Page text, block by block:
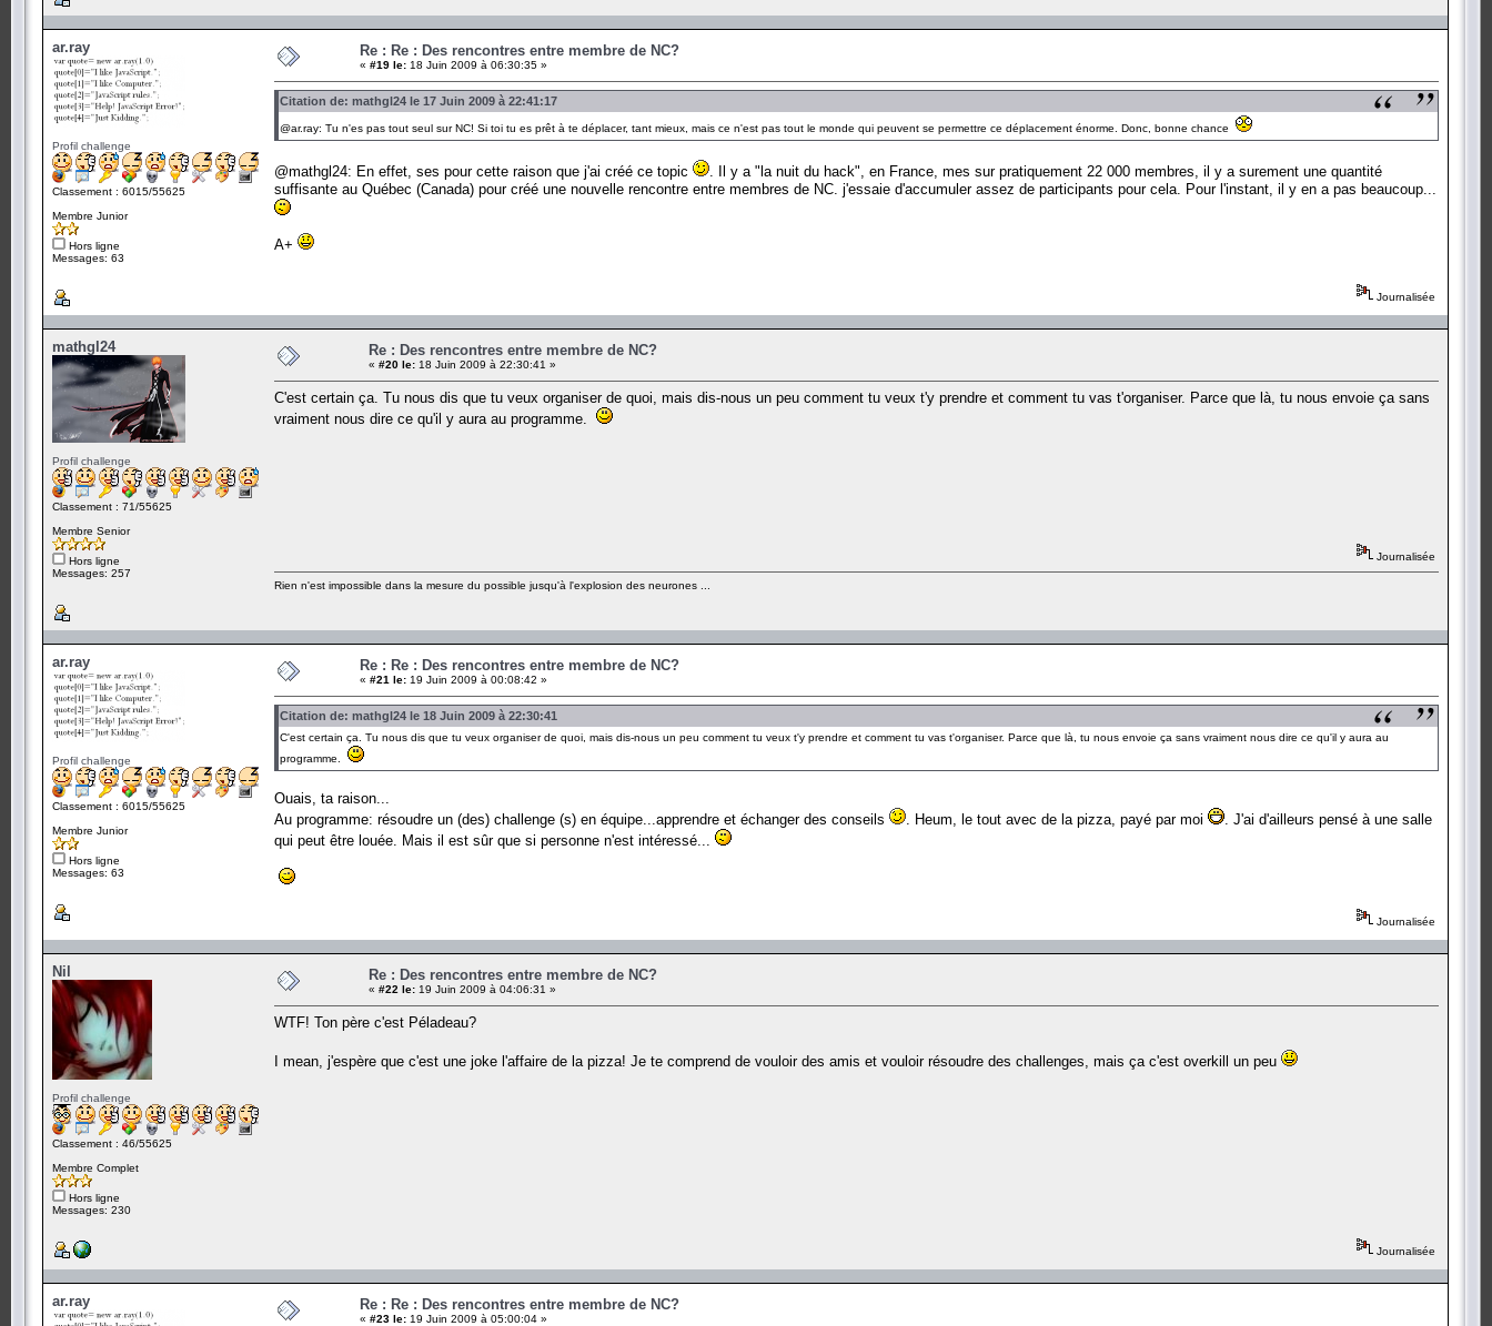
ar.ray
Profil challenge
Classement : 6015/55625
Membre Junior
Hors ligne
Messages: 63
Re : Re : Des rencontres entre membre de NC?
« #19 le: 18 Juin 2009 à 06:30:35 »
Citation de: mathgl24 le 17 Juin 2009 à 22:41:17
@ar.ray: Tu n'es pas tout seul sur NC! Si toi tu es prêt à te déplacer, tant mieux, mais ce n'est pas tout le monde qui peuvent se permettre ce déplacement énorme. Donc, bonne chance
@mathgl24: En effet, ses pour cette raison que j'ai créé ce topic
. Il y a "la nuit du hack", en France, mes sur pratiquement 22 000 membres, il y a surement une quantité
suffisante au Québec (Canada) pour créé une nouvelle rencontre entre membres de NC. j'essaie d'accumuler assez de participants pour cela. Pour l'instant, il y en a pas beaucoup...
A+
Journalisée
mathgl24
Profil challenge
Classement : 71/55625
Membre Senior
Hors ligne
Messages: 257
Re : Des rencontres entre membre de NC?
« #20 le: 18 Juin 2009 à 22:30:41 »
C'est certain ça. Tu nous dis que tu veux organiser de quoi, mais dis-nous un peu comment tu veux t'y prendre et comment tu vas t'organiser. Parce que là, tu nous envoie ça sans
vraiment nous dire ce qu'il y aura au programme.
Journalisée
Rien n'est impossible dans la mesure du possible jusqu'à l'explosion des neurones ...
ar.ray
Profil challenge
Classement : 6015/55625
Membre Junior
Hors ligne
Messages: 63
Re : Re : Des rencontres entre membre de NC?
« #21 le: 19 Juin 2009 à 00:08:42 »
Citation de: mathgl24 le 18 Juin 2009 à 22:30:41
C'est certain ça. Tu nous dis que tu veux organiser de quoi, mais dis-nous un peu comment tu veux t'y prendre et comment tu vas t'organiser. Parce que là, tu nous envoie ça sans vraiment nous dire ce qu'il y aura au
programme.
Ouais, ta raison...
Au programme: résoudre un (des) challenge (s) en équipe...apprendre et échanger des conseils
. Heum, le tout avec de la pizza, payé par moi
. J'ai d'ailleurs pensé à une salle
qui peut être louée. Mais il est sûr que si personne n'est intéressé...
Journalisée
Nil
Profil challenge
Classement : 46/55625
Membre Complet
Hors ligne
Messages: 230
Re : Des rencontres entre membre de NC?
« #22 le: 19 Juin 2009 à 04:06:31 »
WTF! Ton père c'est Péladeau?
I mean, j'espère que c'est une joke l'affaire de la pizza! Je te comprend de vouloir des amis et vouloir résoudre des challenges, mais ça c'est overkill un peu
Journalisée
ar.ray Re : Re : Des rencontres entre membre de NC?
« #23 le: 19 Juin 2009 à 05:00:04 »